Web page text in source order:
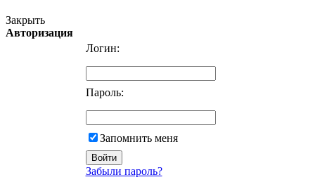
Закрыть
Авторизация
Логин:
Пароль:
Запомнить меня
Забыли пароль?